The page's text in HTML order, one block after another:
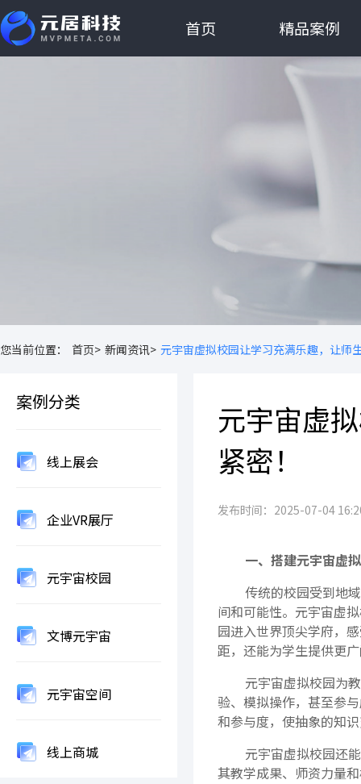
首页 精品案例
您当前位置： 首页> 新闻资讯> 元宇宙虚拟校园让学习充满乐趣，让师
案例分类
线上展会
企业VR展厅
元宇宙校园
文博元宇宙
元宇宙空间
线上商城
元宇宙虚
紧密！
发布时间：2025-07-04
一、搭建元宇宙虚
传统的校园受到地
间和可能性。元宇宙虚
园进入世界顶尖学府，
距，还能为学生提供更
元宇宙虚拟校园为
验、模拟操作，甚至参
和参与度，使抽象的知
元宇宙虚拟校园还
其教学成果、师资力量